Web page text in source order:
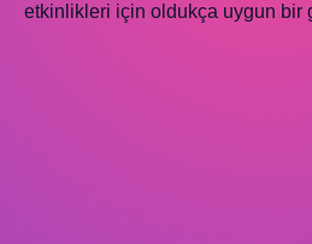
etkinlikleri için oldukça uygun bir